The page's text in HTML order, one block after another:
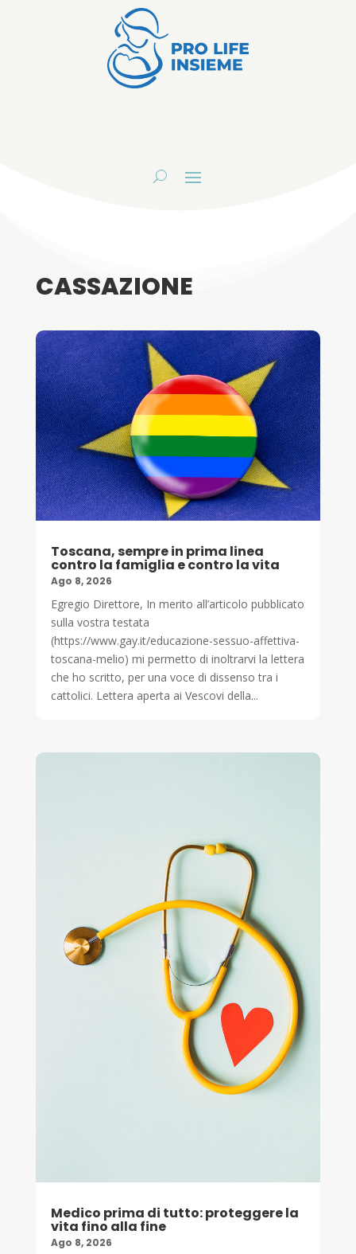
CASSAZIONE
Toscana, sempre in prima linea
contro la famiglia e contro la vita
Ago 8, 2026
Egregio Direttore, In merito all’articolo pubblicato
sulla vostra testata
(https://www.gay.it/educazione-sessuo-affettiva-
toscana-melio) mi permetto di inoltrarvi la lettera
che ho scritto, per una voce di dissenso tra i
cattolici. Lettera aperta ai Vescovi della...
Medico prima di tutto: proteggere la
vita fino alla fine
Ago 8, 2026